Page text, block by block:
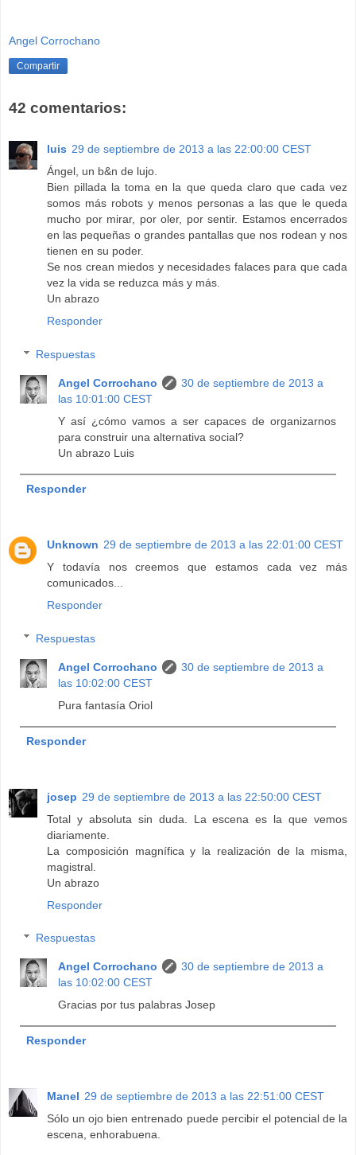
Angel Corrochano
Compartir
42 comentarios:
luis 29 de septiembre de 2013 a las 22:00:00 CEST
Ángel, un b&n de lujo.
Bien pillada la toma en la que queda claro que cada vez
somos más robots y menos personas a las que le queda
mucho por mirar, por oler, por sentir. Estamos encerrados
en las pequeñas o grandes pantallas que nos rodean y nos
tienen en su poder.
Se nos crean miedos y necesidades falaces para que cada
vez la vida se reduzca más y más.
Un abrazo
Responder
Respuestas
Angel Corrochano
30 de septiembre de 2013 a
las 10:01:00 CEST
Y así ¿cómo vamos a ser capaces de organizarnos
para construir una alternativa social?
Un abrazo Luis
Responder
Unknown 29 de septiembre de 2013 a las 22:01:00 CEST
Y todavía nos creemos que estamos cada vez más
comunicados...
Responder
Respuestas
Angel Corrochano
30 de septiembre de 2013 a
las 10:02:00 CEST
Pura fantasía Oriol
Responder
josep 29 de septiembre de 2013 a las 22:50:00 CEST
Total y absoluta sin duda. La escena es la que vemos
diariamente.
La composición magnífica y la realización de la misma,
magistral.
Un abrazo
Responder
Respuestas
Angel Corrochano
30 de septiembre de 2013 a
las 10:02:00 CEST
Gracias por tus palabras Josep
Responder
Manel 29 de septiembre de 2013 a las 22:51:00 CEST
Sólo un ojo bien entrenado puede percibir el potencial de la
escena, enhorabuena.